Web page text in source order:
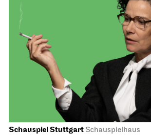
Schauspiel Stuttgart Schauspielhaus